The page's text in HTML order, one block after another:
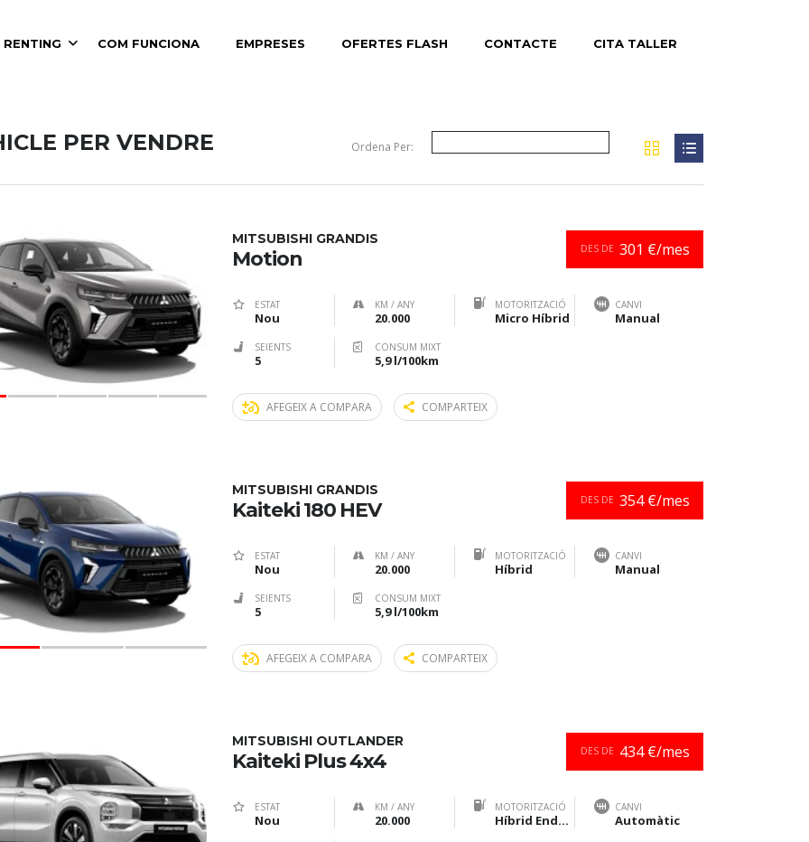
RENTING COM FUNCIONA EMPRESES OFERTES FLASH CONTACTE CITA TALLER
PER VENDRE Ordena Per:
DES DE 301 €/mes
MITSUBISHI GRANDIS
Motion
ESTAT
Nou
KM / ANY
20.000
MOTORITZACIÓ
Micro Híbrid
CANVI
Manual
SEIENTS
5
CONSUM MIXT
5,9 l/100km
AFEGEIX A COMPARA COMPARTEIX
DES DE 354 €/mes
MITSUBISHI GRANDIS
Kaiteki 180 HEV
ESTAT
Nou
KM / ANY
20.000
MOTORITZACIÓ
Híbrid
CANVI
Manual
SEIENTS
5
CONSUM MIXT
5,9 l/100km
AFEGEIX A COMPARA COMPARTEIX
DES DE 434 €/mes
MITSUBISHI OUTLANDER
Kaiteki Plus 4x4
ESTAT
Nou
KM / ANY
20.000
MOTORITZACIÓ
Híbrid Endollable
CANVI
Automàtic